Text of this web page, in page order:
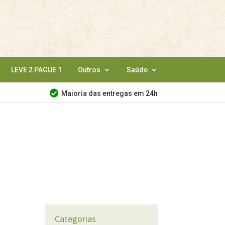
LEVE 2 PAGUE 1 Outros Saúde
Maioria das entregas em 24h
Categorias